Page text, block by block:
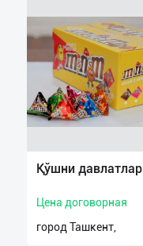
Қўшни давлатлар
Цена договорная
город Ташкент,